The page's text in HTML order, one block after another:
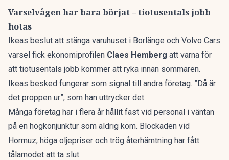
Varselvågen har bara börjat – tiotusentals jobb
hotas
Ikeas beslut att stänga varuhuset i Borlänge och Volvo Cars
varsel fick ekonomiprofilen Claes Hemberg att varna för
att tiotusentals jobb kommer att ryka innan sommaren.
Ikeas besked fungerar som signal till andra företag. ”Då är
det proppen ur”, som han uttrycker det.
Många företag har i flera år hållit fast vid personal i väntan
på en högkonjunktur som aldrig kom. Blockaden vid
Hormuz, höga oljepriser och trög återhämtning har fått
tålamodet att ta slut.